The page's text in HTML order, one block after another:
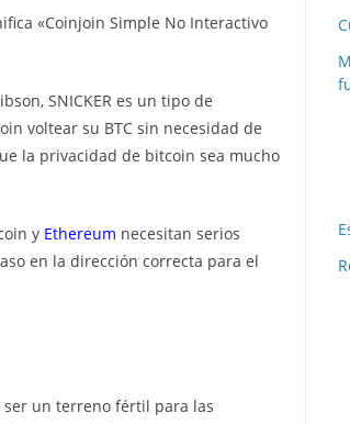
«Coinjoin Simple No Interactivo
SNICKER es un tipo de
voltear su BTC sin necesidad de
la privacidad de bitcoin sea mucho
y Ethereum necesitan serios
en la dirección correcta para el
ser un terreno fértil para las